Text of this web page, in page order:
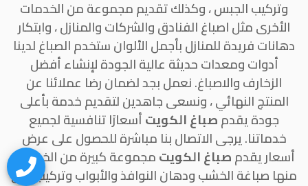
وتركيب الجبس ، وكذلك تقديم مجموعة من الخدمات
الأخرى مثل اصباغ الفنادق والشركات والمنازل ، وابتكار
دهانات فريدة للمنازل بأجمل الألوان ستخدم الصباغ لدينا
أدوات ومعدات حديثة عالية الجودة لإنشاء أفضل
الزخارف والاصباغ. نعمل بجد لضمان رضا عملائنا عن
المنتج النهائي ، ونسعى جاهدين لتقديم خدمة بأعلى
جودة يقدمصباغ الكويتأسعارًا تنافسية لجميع
خدماتنا. يرجى الاتصال بنا مباشرة للحصول على عرض
أسعار يقدمصباغ الكويتمجموعة كبيرة من الخدمات
منها صباغة الخشب ودهان النوافذ والأبواب وتركيب ورق